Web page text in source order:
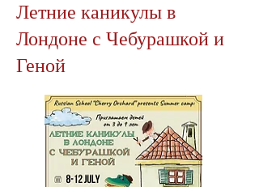
Летние каникулы в
Лондоне с Чебурашкой и
Геной